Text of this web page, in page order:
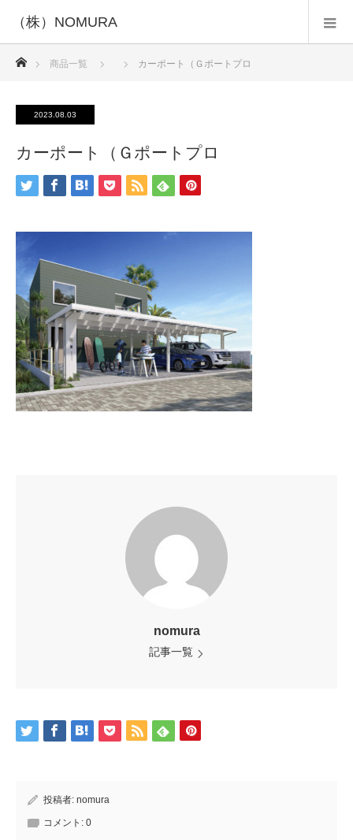
ホーム
商品一覧 カーポート（Ｇポートプロ
2023.08.03
カーポート（Ｇポートプロ
nomura
記事一覧
投稿者: nomura
コメント: 0